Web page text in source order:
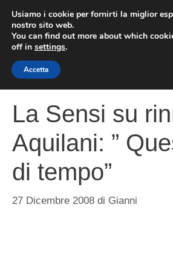
contenuto
La Sensi su
Aquilani: ”
di tempo”
27 Dicembre 2008 di Gianni
Usiamo i cookie per fornirti la miglior
nostro sito web.
You can find out more about which
off in settings.
Accetta